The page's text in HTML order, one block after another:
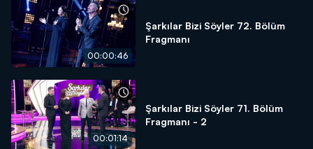
00:00:46
Şarkılar Bizi Söyler 72. Bölüm
Fragmanı
00:01:14
Şarkılar Bizi Söyler 71. Bölüm
Fragmanı - 2